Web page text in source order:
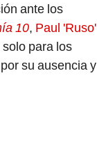
ante los
10, Paul 'Ruso'
para los
su ausencia y